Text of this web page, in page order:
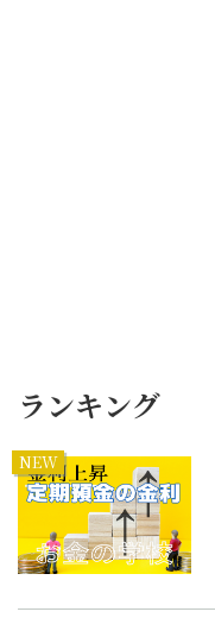
ランキング
NEW